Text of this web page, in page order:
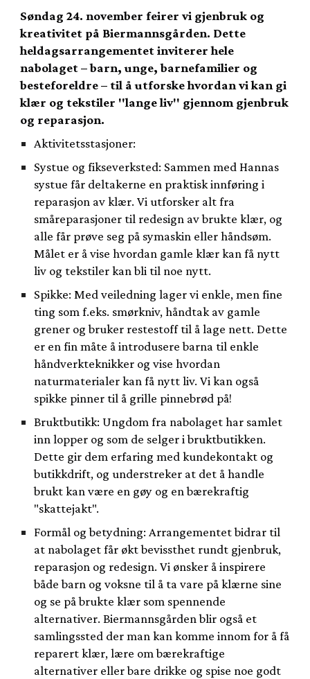
Søndag 24. november feirer vi gjenbruk og
kreativitet på Biermannsgården. Dette
heldagsarrangementet inviterer hele
nabolaget – barn, unge, barnefamilier og
besteforeldre – til å utforske hvordan vi kan gi
klær og tekstiler "lange liv" gjennom gjenbruk
og reparasjon.
Aktivitetsstasjoner:
Systue og fikseverksted: Sammen med Hannas
systue får deltakerne en praktisk innføring i
reparasjon av klær. Vi utforsker alt fra
småreparasjoner til redesign av brukte klær, og
alle får prøve seg på symaskin eller håndsøm.
Målet er å vise hvordan gamle klær kan få nytt
liv og tekstiler kan bli til noe nytt.
Spikke: Med veiledning lager vi enkle, men fine
ting som f.eks. smørkniv, håndtak av gamle
grener og bruker restestoff til å lage nett. Dette
er en fin måte å introdusere barna til enkle
håndverkteknikker og vise hvordan
naturmaterialer kan få nytt liv. Vi kan også
spikke pinner til å grille pinnebrød på!
Bruktbutikk: Ungdom fra nabolaget har samlet
inn lopper og som de selger i bruktbutikken.
Dette gir dem erfaring med kundekontakt og
butikkdrift, og understreker at det å handle
brukt kan være en gøy og en bærekraftig
"skattejakt".
Formål og betydning: Arrangementet bidrar til
at nabolaget får økt bevissthet rundt gjenbruk,
reparasjon og redesign. Vi ønsker å inspirere
både barn og voksne til å ta vare på klærne sine
og se på brukte klær som spennende
alternativer. Biermannsgården blir også et
samlingssted der man kan komme innom for å få
reparert klær, lære om bærekraftige
alternativer eller bare drikke og spise noe godt